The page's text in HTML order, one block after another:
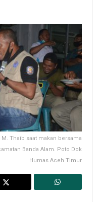
Thaib saat makan bersama
Banda Alam. Poto Dok
Humas Aceh Timur